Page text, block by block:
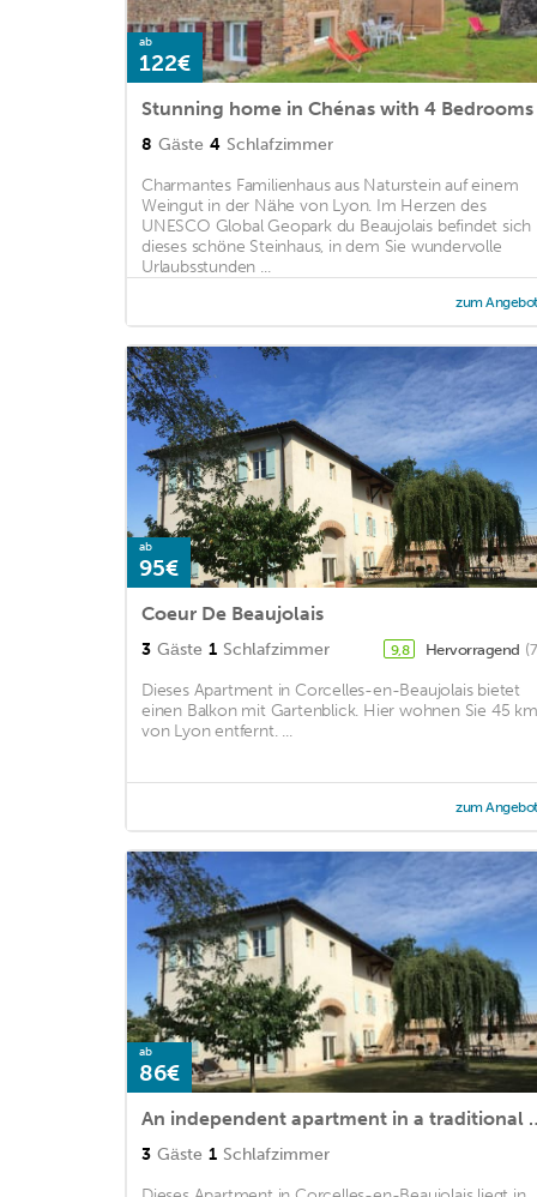
ab
122€
Stunning home in Chénas with 4 Bedrooms
8 Gäste 4 Schlafzimmer
Charmantes Familienhaus aus Naturstein auf einem
Weingut in der Nähe von Lyon. Im Herzen des
UNESCO Global Geopark du Beaujolais befindet sich
dieses schöne Steinhaus, in dem Sie wundervolle
Urlaubsstunden ...
zum Angebot
ab
95€
Coeur De Beaujolais
3 Gäste 1 Schlafzimmer 9,8 Hervorragend
Dieses Apartment in Corcelles-en-Beaujolais bietet
einen Balkon mit Gartenblick. Hier wohnen Sie 45 km
von Lyon entfernt. ...
zum Angebot
ab
86€
An independent
3 Gäste 1 Schlafzimmer